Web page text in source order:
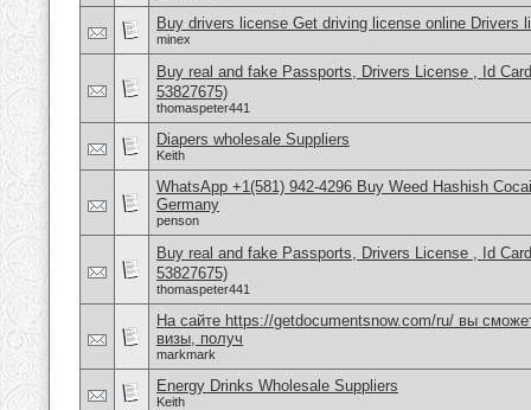
Buy drivers license Get driving license online Drivers
minex
Buy real and fake Passports, Drivers License , Id
53827675)
thomaspeter441
Diapers wholesale Suppliers
Keith
WhatsApp +1(581) 942-4296 Buy Weed Hashish
Germany
penson
Buy real and fake Passports, Drivers License , Id
53827675)
thomaspeter441
На сайте https://getdocumentsnow.com/ru/ вы
визы, получ
markmark
Energy Drinks Wholesale Suppliers
Keith